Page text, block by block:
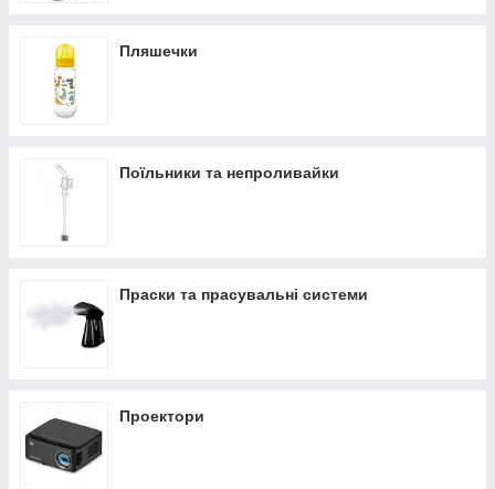
Пляшечки
Поїльники та непроливайки
Праски та прасувальні системи
Проектори